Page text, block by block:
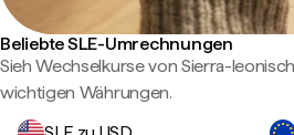
Beliebte SLE-Umrechnungen
Sieh Wechselkurse von Sierra-
wichtigen Währungen.